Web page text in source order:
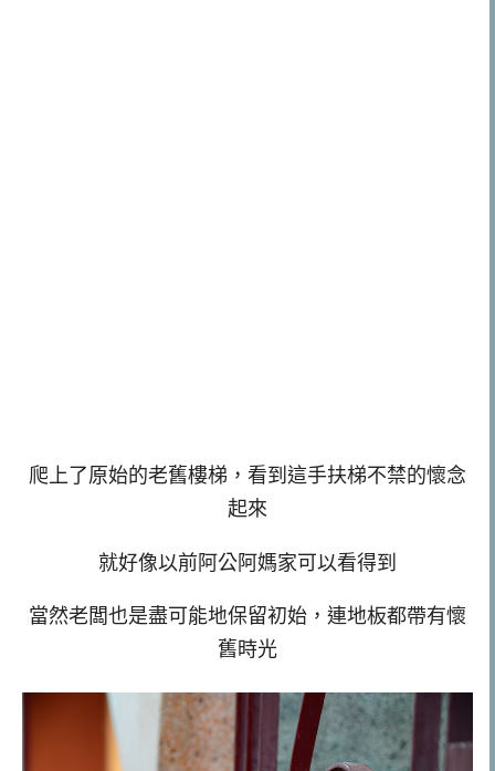
爬上了原始的老舊樓梯，看到這手扶梯不禁的懷念
起來
就好像以前阿公阿媽家可以看得到
當然老闆也是盡可能地保留初始，連地板都帶有懷
舊時光